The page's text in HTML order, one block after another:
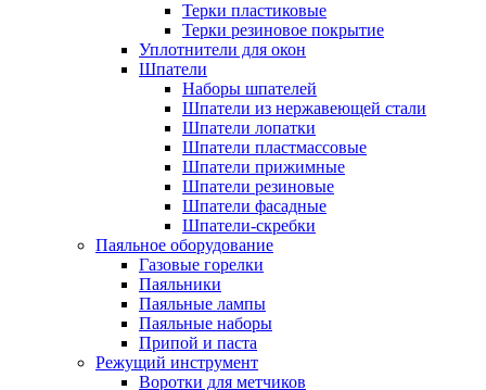
Терки пластиковые
Терки резиновое покрытие
Уплотнители для окон
Шпатели
Наборы шпателей
Шпатели из нержавеющей стали
Шпатели лопатки
Шпатели пластмассовые
Шпатели прижимные
Шпатели резиновые
Шпатели фасадные
Шпатели-скребки
Паяльное оборудование
Газовые горелки
Паяльники
Паяльные лампы
Паяльные наборы
Припой и паста
Режущий инструмент
Воротки для метчиков